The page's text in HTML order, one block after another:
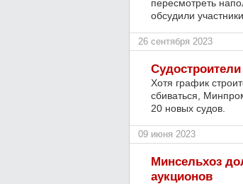
пересмотреть
обсудили
26 сентября 2023
Хотя график
сбиваться,
20 новых судов.
09 июня 2023
Минсельхоз
аукционов